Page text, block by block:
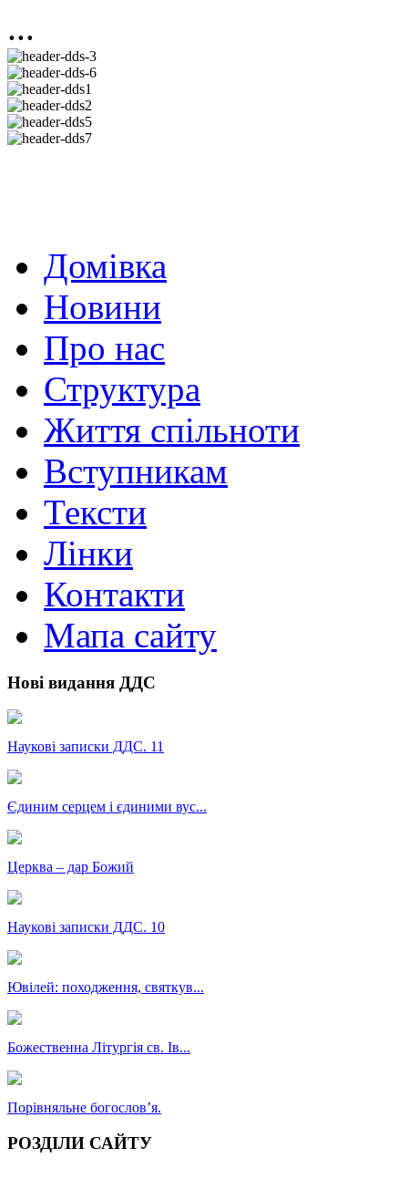
...
Домівка
Новини
Про нас
Структура
Життя спільноти
Вступникам
Тексти
Лінки
Контакти
Мапа сайту
Нові видання ДДС
Наукові записки ДДС. 11
Єдиним серцем і єдиними вус...
Церква – дар Божий
Наукові записки ДДС. 10
Ювілей: походження, святкув...
Божественна Літургія св. Ів...
Порівняльне богословʼя.
РОЗДІЛИ САЙТУ